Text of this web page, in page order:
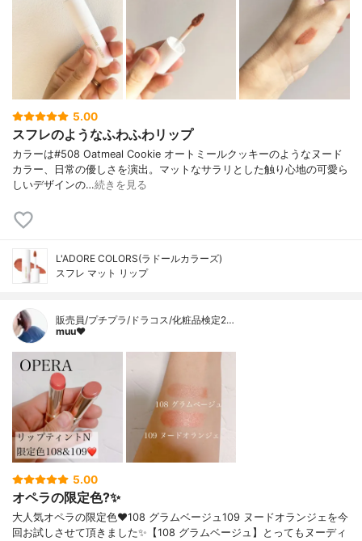
5.00
スフレのようなふわふわリップ
カラーは#508 Oatmeal Cookie オートミールクッキーのようなヌード
カラー、日常の優しさを演出。マットなサラリとした触り心地の可愛ら
しいデザインの…続きを見る
L'ADORE COLORS(ラドールカラーズ)
スフレ マット リップ
販売員/プチプラ/ドラコス/化粧品検定2…
muu❤︎
5.00
オペラの限定色?✨
大人気オペラの限定色❤️108 グラムベージュ109 ヌードオランジェを今
回お試しさせて頂きました✨【108 グラムベージュ】とってもヌーディ